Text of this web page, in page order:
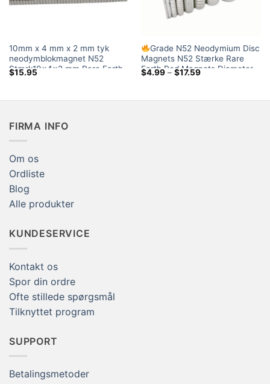
10mm x 4 mm x 2 mm tyk
neodymblokmagnet N52
Stærk10x4x2 mm Rare Earth
rektangulære magneter til salg
$15.95
Grade N52 Neodymium Disc
Magnets N52 Stærke Rare
Earth Rod Magnets Diameter
fra 6mm til 10mm
$4.99 – $17.59Prisklasse:
FIRMA INFO
Om os
Ordliste
Blog
Alle produkter
KUNDESERVICE
Kontakt os
Spor din ordre
Ofte stillede spørgsmål
Tilknyttet program
SUPPORT
Betalingsmetoder